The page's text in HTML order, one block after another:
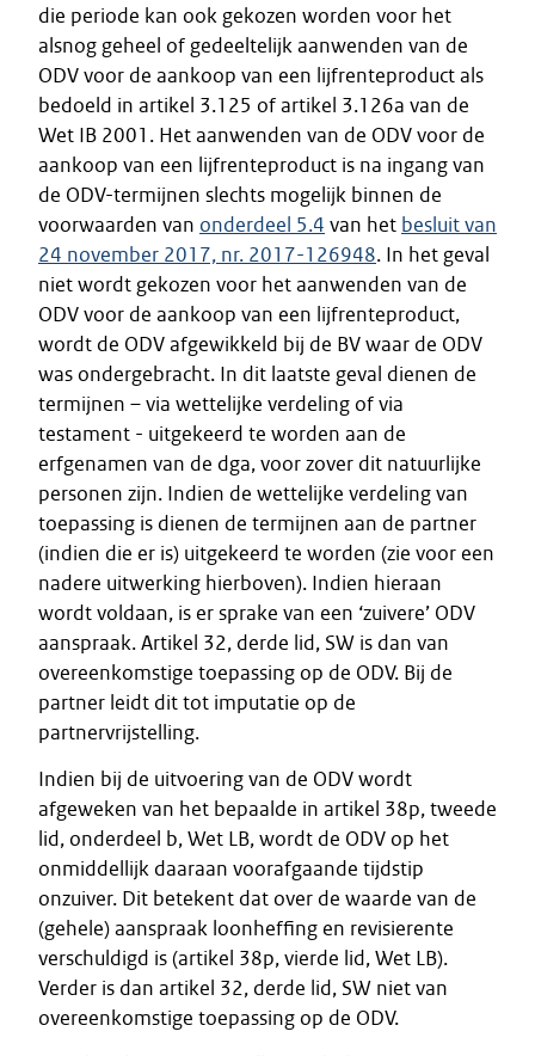
die periode kan ook gekozen worden voor het
alsnog geheel of gedeeltelijk aanwenden van de
ODV voor de aankoop van een lijfrenteproduct als
bedoeld in artikel 3.125 of artikel 3.126a van de
Wet IB 2001. Het aanwenden van de ODV voor de
aankoop van een lijfrenteproduct is na ingang van
de ODV-termijnen slechts mogelijk binnen de
voorwaarden van onderdeel 5.4 van het besluit van
24 november 2017, nr. 2017-126948. In het geval
niet wordt gekozen voor het aanwenden van de
ODV voor de aankoop van een lijfrenteproduct,
wordt de ODV afgewikkeld bij de BV waar de ODV
was ondergebracht. In dit laatste geval dienen de
termijnen – via wettelijke verdeling of via
testament - uitgekeerd te worden aan de
erfgenamen van de dga, voor zover dit natuurlijke
personen zijn. Indien de wettelijke verdeling van
toepassing is dienen de termijnen aan de partner
(indien die er is) uitgekeerd te worden (zie voor een
nadere uitwerking hierboven). Indien hieraan
wordt voldaan, is er sprake van een ‘zuivere’ ODV
aanspraak. Artikel 32, derde lid, SW is dan van
overeenkomstige toepassing op de ODV. Bij de
partner leidt dit tot imputatie op de
partnervrijstelling.
Indien bij de uitvoering van de ODV wordt
afgeweken van het bepaalde in artikel 38p, tweede
lid, onderdeel b, Wet LB, wordt de ODV op het
onmiddellijk daaraan voorafgaande tijdstip
onzuiver. Dit betekent dat over de waarde van de
(gehele) aanspraak loonheffing en revisierente
verschuldigd is (artikel 38p, vierde lid, Wet LB).
Verder is dan artikel 32, derde lid, SW niet van
overeenkomstige toepassing op de ODV.